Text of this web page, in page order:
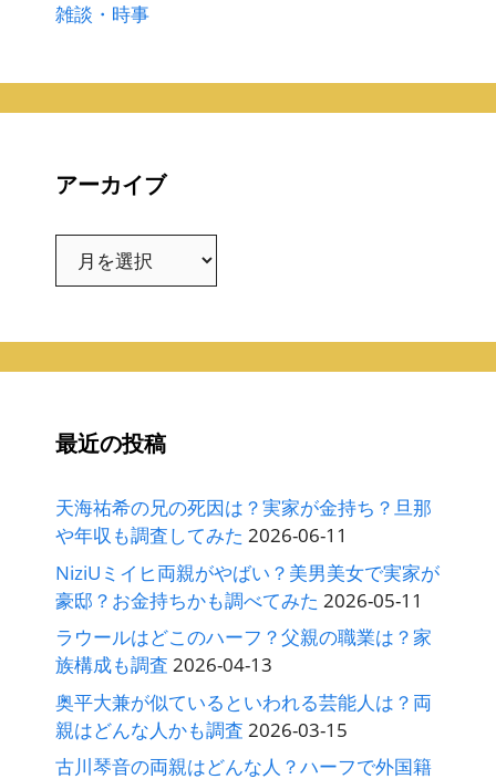
雑談・時事
アーカイブ
最近の投稿
天海祐希の兄の死因は？実家が金持ち？旦那
や年収も調査してみた 2026-06-11
NiziUミイヒ両親がやばい？美男美女で実家が
豪邸？お金持ちかも調べてみた 2026-05-11
ラウールはどこのハーフ？父親の職業は？家
族構成も調査 2026-04-13
奥平大兼が似ているといわれる芸能人は？両
親はどんな人かも調査 2026-03-15
古川琴音の両親はどんな人？ハーフで外国籍